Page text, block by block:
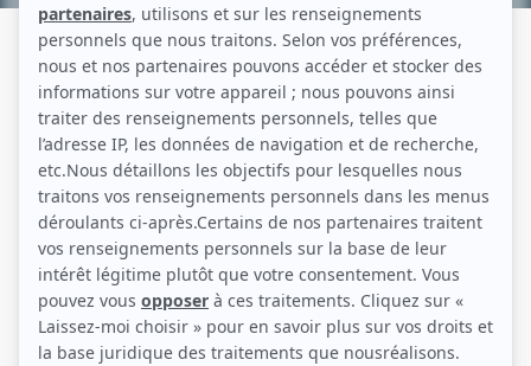
LA NUIT OÙ LAURIER GAUDREAULT
S'EST RÉVEILLÉ
Fiche détaillée Liste des épisodes